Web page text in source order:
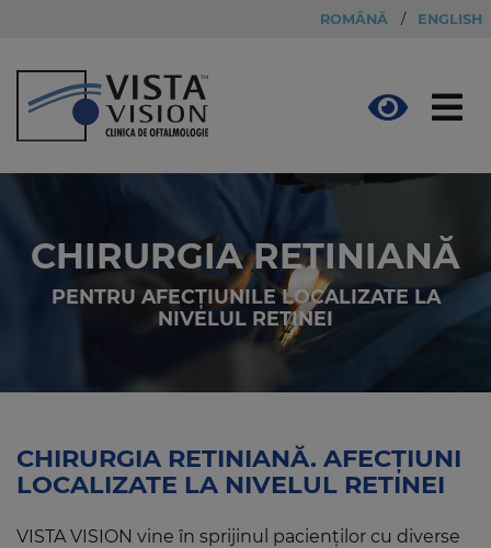
ROMÂNĂ / ENGLISH
CHIRURGIA RETINIANĂ
PENTRU AFECȚIUNILE LOCALIZATE LA
NIVELUL RETINEI
CHIRURGIA RETINIANĂ. AFECȚIUNI
LOCALIZATE LA NIVELUL RETINEI
VISTA VISION vine în sprijinul pacienților cu diverse